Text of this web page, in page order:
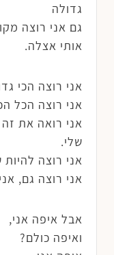
גדולה
גם אני רוצה
אותי אצלה.
אני רוצה הכי
אני רוצה הכל
אני רואה את
שלי.
אני רוצה
אני רוצה גם,
אבל איפה אני,
ואיפה כולם?